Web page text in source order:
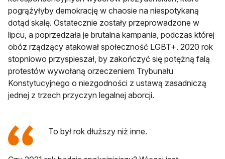
pogrążyłyby demokrację w chaosie na niespotykaną
dotąd skalę. Ostatecznie zostały przeprowadzone w
lipcu, a poprzedzała je brutalna kampania, podczas której
obóz rządzący atakował społeczność LGBT+. 2020 rok
stopniowo przyspieszał, by zakończyć się potężną falą
protestów wywołaną orzeczeniem Trybunału
Konstytucyjnego o niezgodności z ustawą zasadniczą
jednej z trzech przyczyn legalnej aborcji.
To był rok dłuższy niż inne.